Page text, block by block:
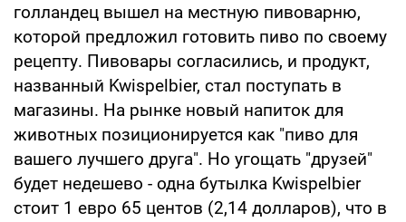
голландец вышел на местную пивоварню,
которой предложил готовить пиво по своему
рецепту. Пивовары согласились, и продукт,
названный Kwispelbier, стал поступать в
магазины. На рынке новый напиток для
животных позиционируется как "пиво для
вашего лучшего друга". Но угощать "друзей"
будет недешево - одна бутылка Kwispelbier
стоит 1 евро 65 центов (2,14 долларов), что в